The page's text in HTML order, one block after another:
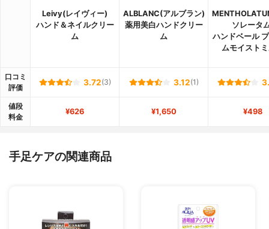
Leivy(レイヴィー)
ハンド＆ネイルクリー
ム
ALBLANC(アルブラン)
薬用美白ハンドクリー
ム
ソレータ
ハンドベール
ムモイスト
口コミ
評価
3.72(3) 3.12(1)
値段
料金
¥626 ¥1,650 ¥498
手足ケアの関連商品